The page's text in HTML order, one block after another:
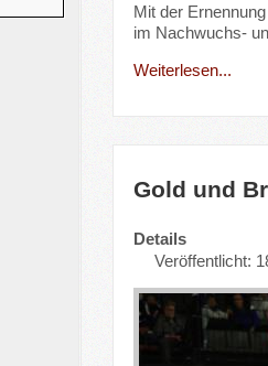
Mit der
im Nachwuchs-
Weiterlesen...
Gold und
Details
Veröffentlicht: